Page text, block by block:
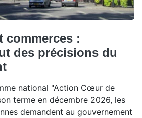
commerces :
des précisions du
national "Action Cœur de
terme en décembre 2026, les
demandent au gouvernement